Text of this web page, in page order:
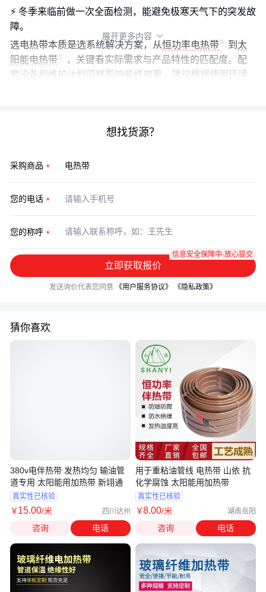
⚡ 冬季来临前做一次全面检测，能避免极寒天气下的突发故
障。
选电热带本质是选系统解决方案，从恒功率电热带 到 太
阳能电热带
，关键看实际需求与产品特性的匹配度。配
套设备和维护计划同样影响最终效果，建议根据使用环境
展开更多内容 
想找货源？
采购商品
您的电话
您的称呼
立即获取报价
信息安全保障中·放心提交
发送询价代表您同意 《用户服务协议》 《隐私政策》
猜你喜欢
380v电伴热带 发热均匀 输油管
道专用 太阳能用加热带 新翊通
真实性已核验
￥15.00/米 四川达州
咨询 电话
用于重粘油管线 电热带 山依 抗
化学腐蚀 太阳能用加热带
真实性已核验
￥8.00/米 湖南岳阳
咨询 电话